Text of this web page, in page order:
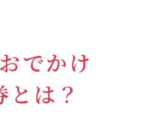
でかけ
は？